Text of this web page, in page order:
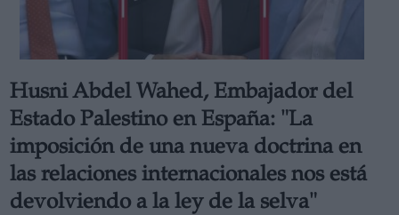
Husni Abdel Wahed, Embajador del
Estado Palestino en España: "La
imposición de una nueva doctrina en
las relaciones internacionales nos está
devolviendo a la ley de la selva"